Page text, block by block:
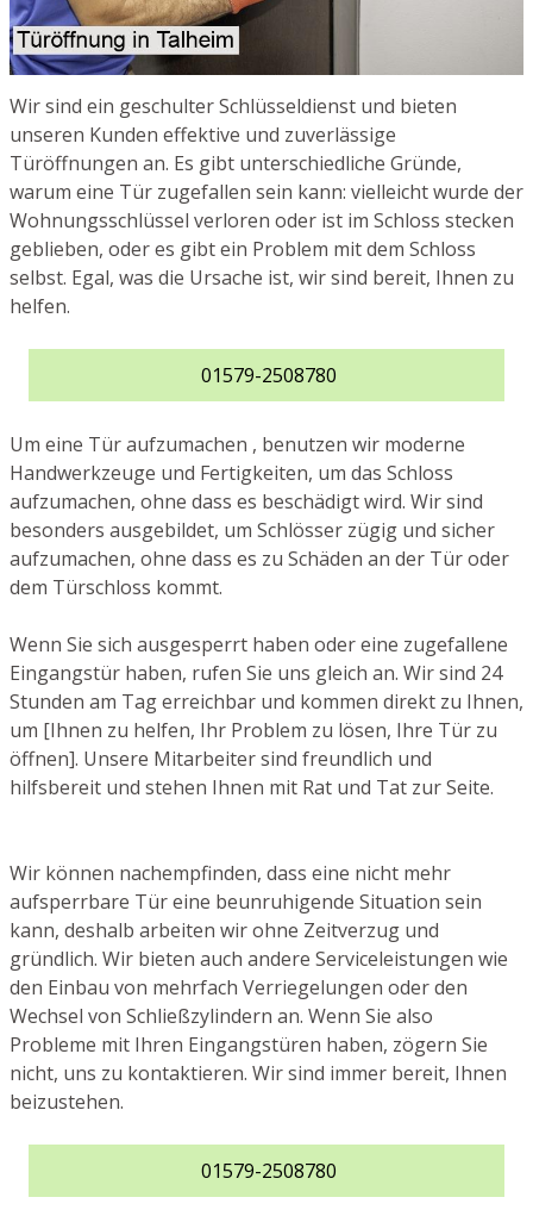
Wir sind ein geschulter Schlüsseldienst und bieten
unseren Kunden effektive und zuverlässige
Türöffnungen an. Es gibt unterschiedliche Gründe,
warum eine Tür zugefallen sein kann: vielleicht wurde der
Wohnungsschlüssel verloren oder ist im Schloss stecken
geblieben, oder es gibt ein Problem mit dem Schloss
selbst. Egal, was die Ursache ist, wir sind bereit, Ihnen zu
helfen.
01579-2508780
Um eine Tür aufzumachen , benutzen wir moderne
Handwerkzeuge und Fertigkeiten, um das Schloss
aufzumachen, ohne dass es beschädigt wird. Wir sind
besonders ausgebildet, um Schlösser zügig und sicher
aufzumachen, ohne dass es zu Schäden an der Tür oder
dem Türschloss kommt.
Wenn Sie sich ausgesperrt haben oder eine zugefallene
Eingangstür haben, rufen Sie uns gleich an. Wir sind 24
Stunden am Tag erreichbar und kommen direkt zu Ihnen,
um [Ihnen zu helfen, Ihr Problem zu lösen, Ihre Tür zu
öffnen]. Unsere Mitarbeiter sind freundlich und
hilfsbereit und stehen Ihnen mit Rat und Tat zur Seite.
Wir können nachempfinden, dass eine nicht mehr
aufsperrbare Tür eine beunruhigende Situation sein
kann, deshalb arbeiten wir ohne Zeitverzug und
gründlich. Wir bieten auch andere Serviceleistungen wie
den Einbau von mehrfach Verriegelungen oder den
Wechsel von Schließzylindern an. Wenn Sie also
Probleme mit Ihren Eingangstüren haben, zögern Sie
nicht, uns zu kontaktieren. Wir sind immer bereit, Ihnen
beizustehen.
01579-2508780